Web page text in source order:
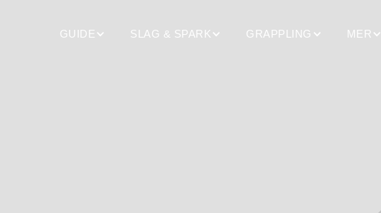
GUIDE SLAG & SPARK GRAPPLING MER